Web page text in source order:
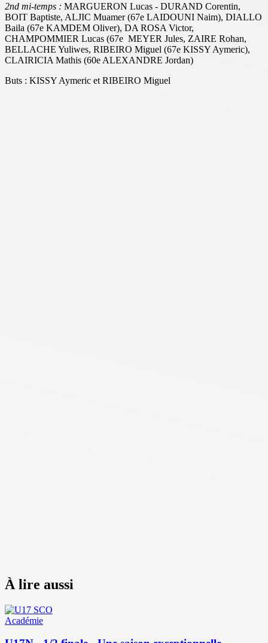
2nd mi-temps : MARGUERON Lucas - DURAND Corentin,
BOIT Baptiste, ALJIC Muamer (67e LAIDOUNI Naim), DIALLO
Baila (67e KAMDEM Oliver), DA ROSA Victor,
CHAMPOMMIER Lucas (67e MEYER Jules, ZAIRE Rohan,
BELLACHE Yuliwes, RIBEIRO Miguel (67e KISSY Aymeric),
CLAIRICIA Mathis (60e ALEXANDRE Jordan)
Buts : KISSY Aymeric et RIBEIRO Miguel
À lire aussi
Académie